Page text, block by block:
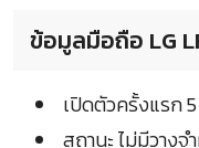
ข้อมูลมือถือ LG
เปิดตัวครั้งแรก
สถานะ ไม่มีวางจ